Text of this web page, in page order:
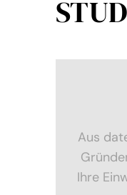
Aus
Ihre